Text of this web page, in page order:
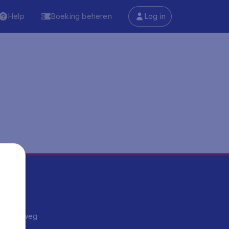
Help Boeking beheren Log in
weg